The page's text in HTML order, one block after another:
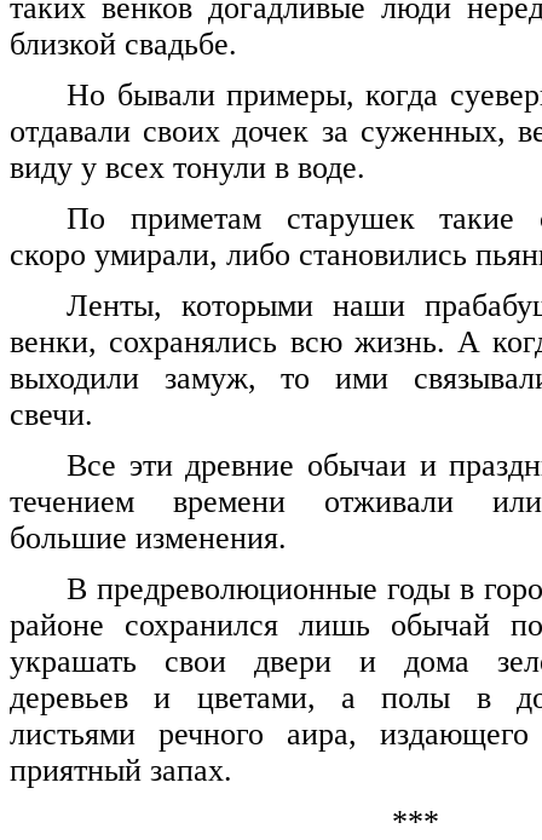
таких венков догадливые люди
близкой свадьбе.
Но бывали примеры, когда
отдавали своих дочек за суженных,
виду у всех тонули в воде.
По приметам старушек такие
скоро умирали, либо становились
Ленты, которыми наши
венки, сохранялись всю жизнь. А
выходили замуж, то ими
свечи.
Все эти древние обычаи и
течением времени отживали или
большие изменения.
В предреволюционные годы в
районе сохранился лишь обычай
украшать свои двери и дома
деревьев и цветами, а полы в
листьями речного аира, издающего
приятный запах.
***